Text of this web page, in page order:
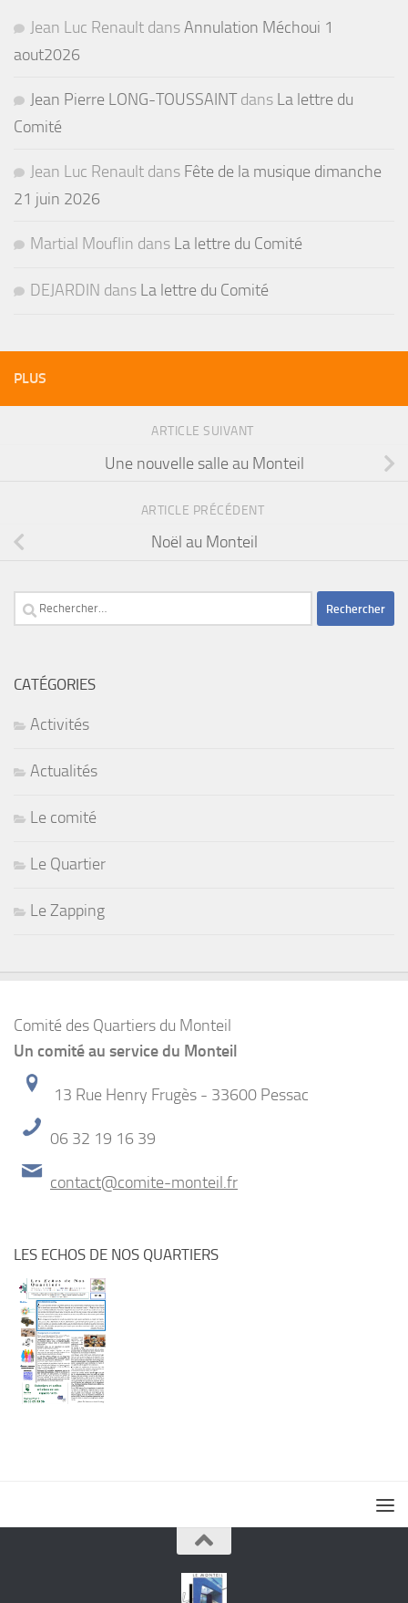
Jean Luc Renault dansAnnulation Méchoui 1
aout2026
Jean Pierre LONG-TOUSSAINTdans La lettre du
Comité
Jean Luc Renault dans Fête de la musique dimanche
21 juin 2026
Martial Mouflin dans La lettre du Comité
DEJARDIN dans La lettre du Comité
PLUS
ARTICLE SUIVANT
Une nouvelle salle au Monteil
ARTICLE PRÉCÉDENT
Noël au Monteil
Rechercher :
CATÉGORIES
Activités
Actualités
Le comité
Le Quartier
Le Zapping
Comité des Quartiers du Monteil
Un comité au service du Monteil
13 Rue Henry Frugès - 33600 Pessac
06 32 19 16 39
contact@comite-monteil.fr
LES ECHOS DE NOS QUARTIERS